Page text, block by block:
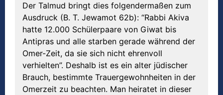
Der Talmud bringt dies folgendermaßen zum
Ausdruck (B. T. Jewamot 62b): “Rabbi Akiva
hatte 12.000 Schülerpaare von Giwat bis
Antipras und alle starben gerade während der
Omer-Zeit, da sie sich nicht ehrenvoll
verhielten”. Deshalb ist es ein alter jüdischer
Brauch, bestimmte Trauergewohnheiten in der
Omerzeit zu beachten. Man heiratet in dieser